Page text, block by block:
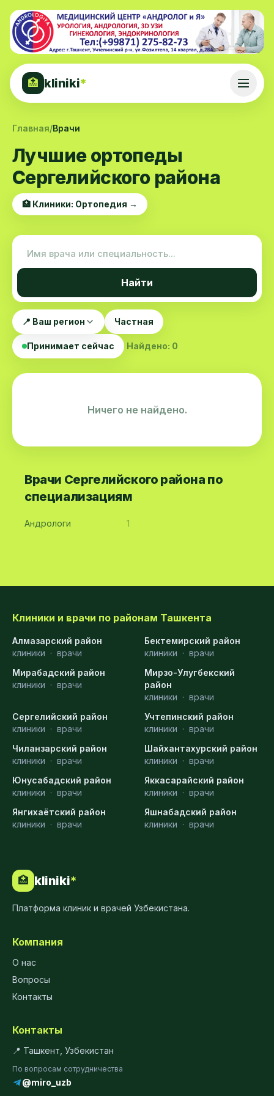
🏥 kliniki*
Главная/Врачи
Лучшие ортопеды
Сергелийского района
🏥 Клиники: Ортопедия →
Найти
📍 Ваш регион Частная
Принимает сейчас Найдено: 0
Ничего не найдено.
Врачи Сергелийского района по
специализациям
Андрологи 1
Клиники и врачи по районам Ташкента
Алмазарский район
клиники · врачи
Бектемирский район
клиники · врачи
Мирабадский район
клиники · врачи
Мирзо-Улугбекский
район
клиники · врачи
Сергелийский район
клиники · врачи
Учтепинский район
клиники · врачи
Чиланзарский район
клиники · врачи
Шайхантахурский район
клиники · врачи
Юнусабадский район
клиники · врачи
Яккасарайский район
клиники · врачи
Янгихаётский район
клиники · врачи
Яшнабадский район
клиники · врачи
🏥 kliniki*
Платформа клиник и врачей Узбекистана.
Компания
О нас
Вопросы
Контакты
Контакты
📍 Ташкент, Узбекистан
По вопросам сотрудничества
@miro_uzb